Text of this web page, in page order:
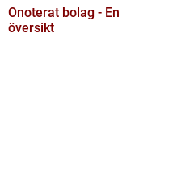
Onoterat bolag - En
översikt